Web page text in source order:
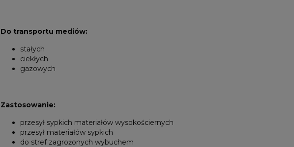
Do transportu mediów:
stałych
ciekłych
gazowych
Zastosowanie:
przesył sypkich materiałów wysokościernych
przesył materiałów sypkich
do stref zagrożonych wybuchem